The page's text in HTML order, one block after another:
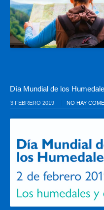
Día Mundial de los
3 FEBRERO 2019 NO HAY